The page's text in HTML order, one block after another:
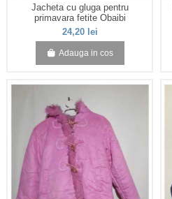
Jacheta cu gluga pentru
primavara fetite Obaibi
24,20 lei
Adauga in cos